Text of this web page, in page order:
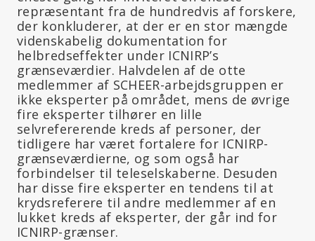
repræsentant fra de hundredvis af forskere,
der konkluderer, at der er en stor mængde
videnskabelig dokumentation for
helbredseffekter under ICNIRP’s
grænseværdier. Halvdelen af de otte
medlemmer af SCHEER-arbejdsgruppen er
ikke eksperter på området, mens de øvrige
fire eksperter tilhører en lille
selvrefererende kreds af personer, der
tidligere har været fortalere for ICNIRP-
grænseværdierne, og som også har
forbindelser til teleselskaberne. Desuden
har disse fire eksperter en tendens til at
krydsreferere til andre medlemmer af en
lukket kreds af eksperter, der går ind for
ICNIRP-grænser.